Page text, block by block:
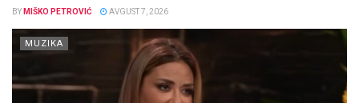
BY MIŠKO PETROVIĆ AVGUST 7, 2026
MUZIKA